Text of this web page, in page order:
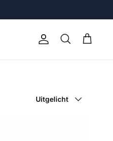
Account
Zoeken
Uitgelicht